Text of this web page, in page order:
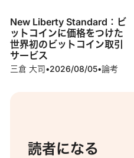
New Liberty Standard：ビ
ットコインに価格をつけた
世界初のビットコイン取引
サービス
三倉 大司•2026/08/05•論考
読者になる